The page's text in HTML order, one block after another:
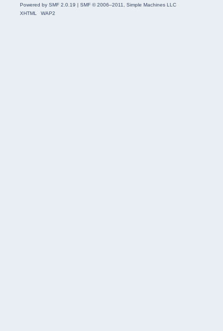
Powered by SMF 2.0.19 | SMF © 2006–2011, Simple Machines LLC
XHTML
WAP2